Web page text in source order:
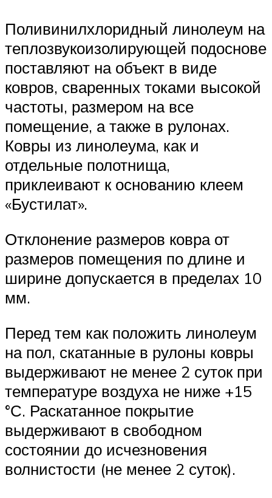
Поливинилхлоридный линолеум на
теплозвукоизолирующей подоснове
поставляют на объект в виде
ковров, сваренных токами высокой
частоты, размером на все
помещение, а также в рулонах.
Ковры из линолеума, как и
отдельные полотнища,
приклеивают к основанию клеем
«Бустилат».
Отклонение размеров ковра от
размеров помещения по длине и
ширине допускается в пределах 10
мм.
Перед тем как положить линолеум
на пол, скатанные в рулоны ковры
выдерживают не менее 2 суток при
температуре воздуха не ниже +15
°С. Раскатанное покрытие
выдерживают в свободном
состоянии до исчезновения
волнистости (не менее 2 суток).